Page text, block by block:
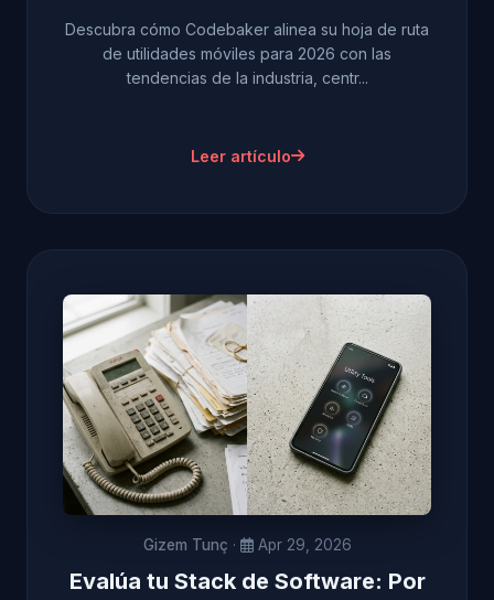
Descubra cómo Codebaker alinea su hoja de ruta
de utilidades móviles para 2026 con las
tendencias de la industria, centr...
Leer artículo
Gizem Tunç · Apr 29, 2026
Evalúa tu Stack de Software: Por